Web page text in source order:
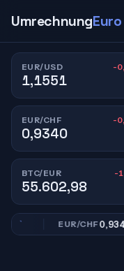
UmrechnungEuro
EUR/USD -
1,1551
EUR/CHF -
0,9340
BTC/EUR -
55.602,98
EUR/CHF0,9340-